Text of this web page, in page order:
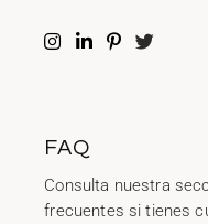
FAQ
Consulta nuestra
frecuentes si tienes